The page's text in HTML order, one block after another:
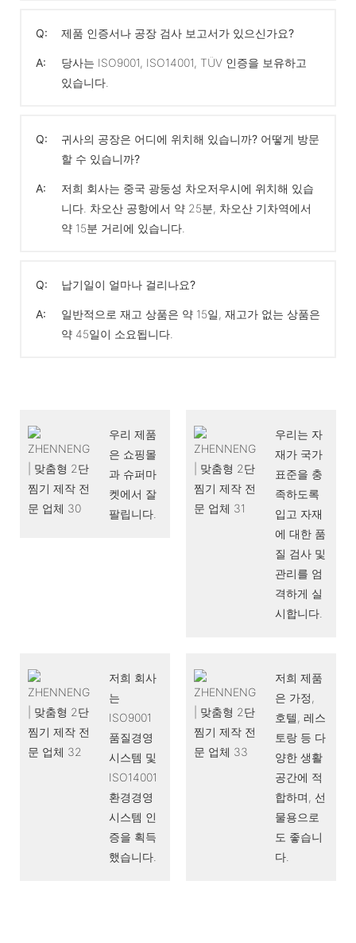
Q: 제품 인증서나 공장 검사 보고서가 있으신가요?
A:
당사는 ISO9001, ISO14001, TÜV 인증을 보유하고
있습니다.
Q:
귀사의 공장은 어디에 위치해 있습니까? 어떻게 방문
할 수 있습니까?
A:
저희 회사는 중국 광둥성 차오저우시에 위치해 있습
니다. 차오산 공항에서 약 25분, 차오산 기차역에서
약 15분 거리에 있습니다.
Q: 납기일이 얼마나 걸리나요?
A:
일반적으로 재고 상품은 약 15일, 재고가 없는 상품은
약 45일이 소요됩니다.
우리 제품
은 쇼핑몰
과 슈퍼마
켓에서 잘
팔립니다.
우리는 자
재가 국가
표준을 충
족하도록
입고 자재
에 대한 품
질 검사 및
관리를 엄
격하게 실
시합니다.
저희 회사
는
ISO9001
품질경영
시스템 및
ISO14001
환경경영
시스템 인
증을 획득
했습니다.
저희 제품
은 가정,
호텔, 레스
토랑 등 다
양한 생활
공간에 적
합하며, 선
물용으로
도 좋습니
다.